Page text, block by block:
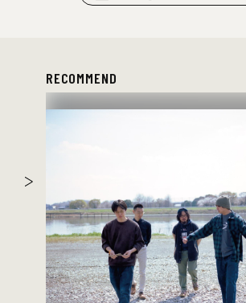
RECOMMEND